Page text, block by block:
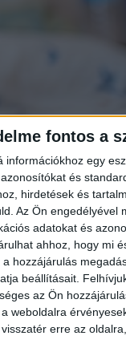
fontos a
egy
és
hirdetések és
Az Ön engedélyével
adatokat és
ahhoz, hogy mi
hozzájárulás
beállításait.
az Ön
weboldalra
erre az
amikor még 5